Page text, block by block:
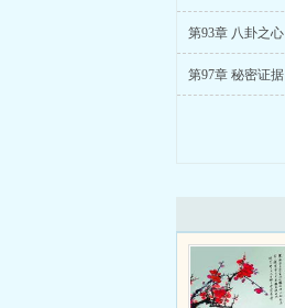
第93章 八卦之心
第97章 秘密证据